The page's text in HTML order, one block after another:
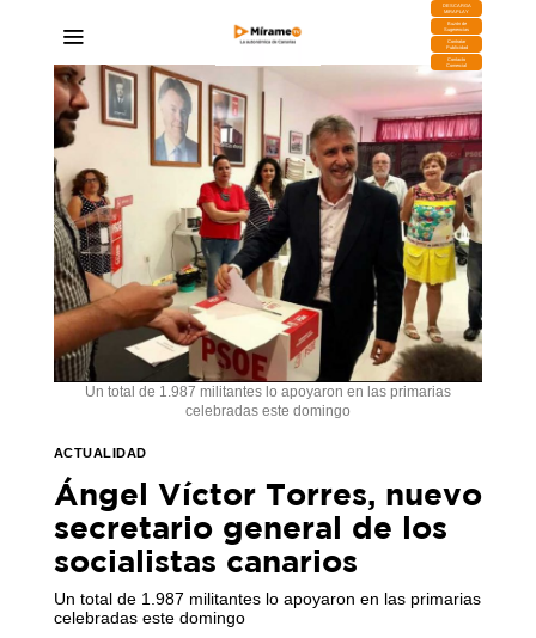
DESCARGA
MIRAPLAY
Buzón de
Sugerencias
Contratar
Publicidad
Contacto
Comercial
Un total de 1.987 militantes lo apoyaron en las primarias
celebradas este domingo
ACTUALIDAD
Ángel Víctor Torres, nuevo
secretario general de los
socialistas canarios
Un total de 1.987 militantes lo apoyaron en las primarias
celebradas este domingo